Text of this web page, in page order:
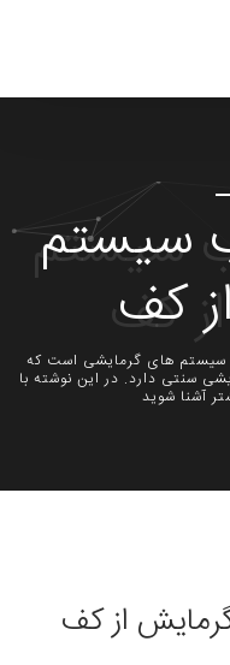
سیستم
کف
سیستم های گرمایشی است که
سنتی دارد. در این نوشته با
آشنا شوید
از کف